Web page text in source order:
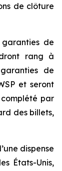
de clôture
de
rang à
de
et seront
par
des billets,
dispense
États-Unis,